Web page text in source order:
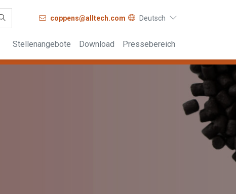
coppens@alltech.com Deutsch
Stellenangebote Download Pressebereich